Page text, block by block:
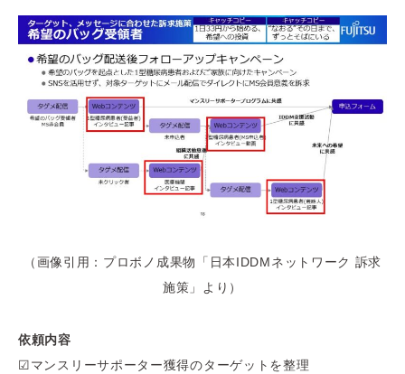
（画像引用：プロボノ成果物「日本IDDMネットワーク 訴求
施策」より）
依頼内容
☑マンスリーサポーター獲得のターゲットを整理